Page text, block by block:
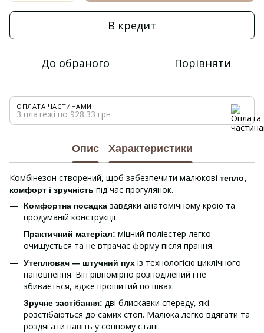
В кредит
До обраного Порівняти
ОПЛАТА ЧАСТИНАМИ
3 платежі по 928.33 грн
Опис Характеристики
Комбінезон створений, щоб забезпечити малюкові тепло,
комфорт і зручність під час прогулянок.
Комфортна посадка завдяки анатомічному крою та
продуманій конструкції.
Практичний матеріал: міцний поліестер легко
очищується та не втрачає форму після прання.
Утеплювач — штучний пух із технологією циклічного
наповнення. Він рівномірно розподілений і не
збивається, адже прошитий по швах.
Зручне застібання: дві блискавки спереду, які
розстібаються до самих стоп. Малюка легко вдягати та
роздягати навіть у сонному стані.